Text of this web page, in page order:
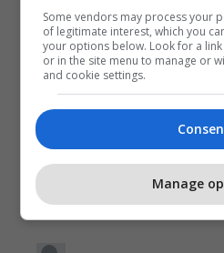
Prekaz Memli Krasniqi
Some vendors may process your
of legitimate interest, which you
your options below. Look for a
or in the site menu to manage or
and cookie settings.
Manage